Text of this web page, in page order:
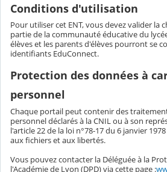
Conditions d'utilisation
Pour utiliser cet ENT, vous devez valider la
partie de la communauté éducative du
élèves et les parents d'élèves pourront se
identifiants EduConnect.
Protection des données à
personnel
Chaque portail peut contenir des
personnel déclarés à la CNIL ou à son
l'article 22 de la loi n°78-17 du 6 janvier
aux fichiers et aux libertés.
Vous pouvez contacter la Déléguée à la
l'Académie de Lyon (DPD) via cette page :